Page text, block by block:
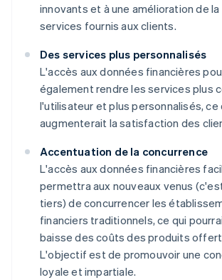
innovants et à une amélioration de
services fournis aux clients.
Des services plus personnalisés
L'accès aux données financières
également rendre les services plus
l'utilisateur et plus personnalisés, ce
augmenterait la satisfaction des
Accentuation de la concurrence
L'accès aux données financières
permettra aux nouveaux venus
tiers) de concurrencer les
financiers traditionnels, ce qui
baisse des coûts des produits
L'objectif est de promouvoir une
loyale et impartiale.